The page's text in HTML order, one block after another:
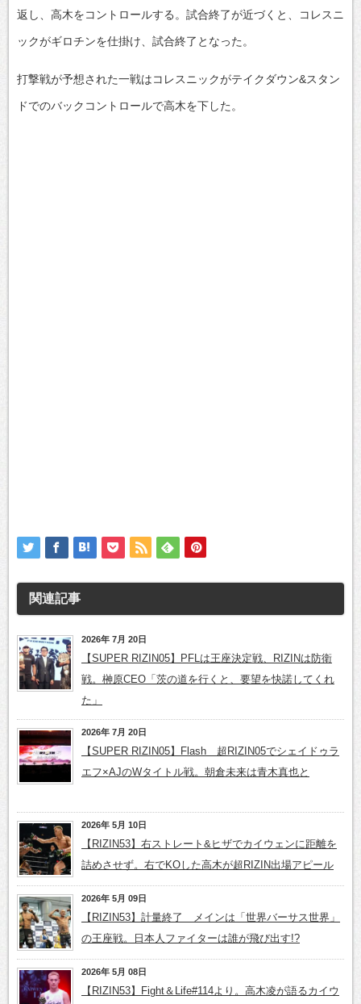
返し、高木をコントロールする。試合終了が近づくと、コレスニ
ックがギロチンを仕掛け、試合終了となった。
打撃戦が予想された一戦はコレスニックがテイクダウン&スタン
ドでのバックコントロールで高木を下した。
関連記事
2026年 7月 20日
【SUPER RIZIN05】PFLは王座決定戦、RIZINは防衛
戦。榊原CEO「茨の道を行くと、要望を快諾してくれ
た」
2026年 7月 20日
【SUPER RIZIN05】Flash 超RIZIN05でシェイドゥラ
エフ×AJのWタイトル戦。朝倉未来は青木真也と
2026年 5月 10日
【RIZIN53】右ストレート&ヒザでカイウェンに距離を
詰めさせず。右でKOした高木が超RIZIN出場アピール
2026年 5月 09日
【RIZIN53】計量終了 メインは「世界バーサス世界」
の王座戦。日本人ファイターは誰が飛び出す!?
2026年 5月 08日
【RIZIN53】Fight＆Life#114より。高木凌が語るカイウ